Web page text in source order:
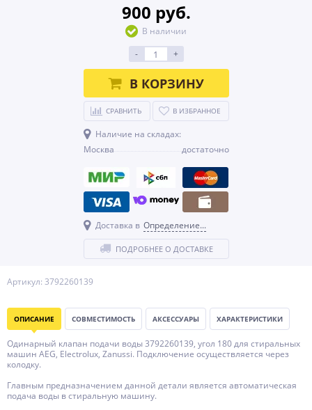
Артикул: 3792260139
900 руб.
В наличии
-
+
В КОРЗИНУ
СРАВНИТЬ В ИЗБРАННОЕ
Наличие на складах:
Москва
достаточно
Доставка в Определение...
ПОДРОБНЕЕ О ДОСТАВКЕ
ОПИСАНИЕ СОВМЕСТИМОСТЬ АКСЕССУАРЫ ХАРАКТЕРИСТИКИ
Одинарный клапан подачи воды 3792260139, угол 180 для стиральных
машин AEG, Electrolux, Zanussi. Подключение осуществляется через
колодку.
Главным предназначением данной детали является автоматическая
подача воды в стиральную машину.